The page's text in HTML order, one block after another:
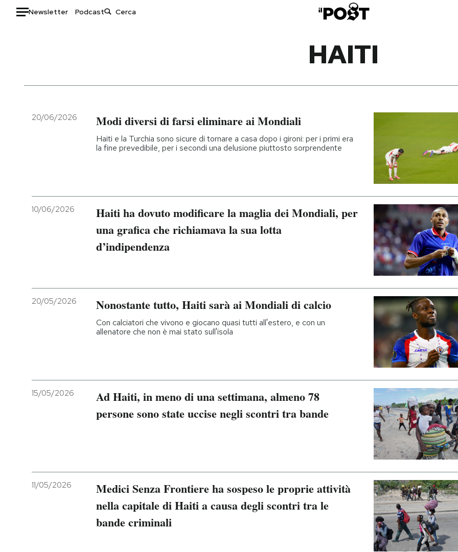
Newsletter Podcast
Italia
Politica
Moda
Ok Boomer!
CALENDARIO
AREA PERSONALE
HAITI
20/06/2026 Modi diversi di farsi eliminare ai Mondiali
Haiti e la Turchia sono sicure di tornare a casa dopo i gironi: per i primi era
la fine prevedibile, per i secondi una delusione piuttosto sorprendente
10/06/2026
Haiti ha dovuto modificare la maglia dei Mondiali, per
una grafica che richiamava la sua lotta
d’indipendenza
20/05/2026 Nonostante tutto, Haiti sarà ai Mondiali di calcio
Con calciatori che vivono e giocano quasi tutti all'estero, e con un
allenatore che non è mai stato sull'isola
15/05/2026
Ad Haiti, in meno di una settimana, almeno 78
persone sono state uccise negli scontri tra bande
11/05/2026
Medici Senza Frontiere ha sospeso le proprie attività
nella capitale di Haiti a causa degli scontri tra le
bande criminali